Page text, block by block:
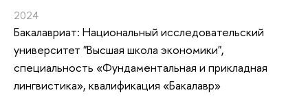
2024
Бакалавриат: Национальный исследовательский
университет "Высшая школа экономики",
специальность «Фундаментальная и прикладная
лингвистика», квалификация «Бакалавр»